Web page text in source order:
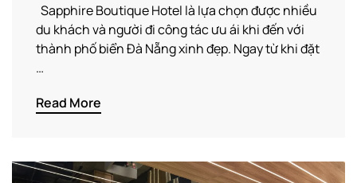
Sapphire Boutique Hotel là lựa chọn được nhiều
du khách và người đi công tác ưu ái khi đến với
thành phố biển Đà Nẵng xinh đẹp. Ngay từ khi đặt
…
Read More